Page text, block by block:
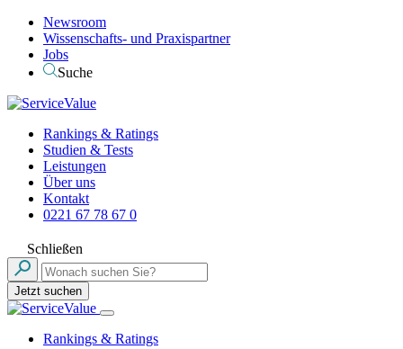
Newsroom
Wissenschafts- und Praxispartner
Jobs
Suche
Rankings & Ratings
Studien & Tests
Leistungen
Über uns
Kontakt
0221 67 78 67 0
Schließen
Jetzt suchen
Rankings & Ratings